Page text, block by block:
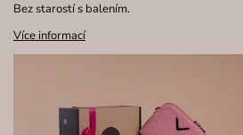
Bez starostí s balením.
Více informací